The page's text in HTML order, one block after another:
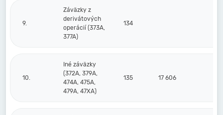
9.
Záväzky z
derivátových
operácií (373A,
377A)
134
10.
Iné záväzky
(372A, 379A,
474A, 475A,
479A, 47XA)
135 17 606